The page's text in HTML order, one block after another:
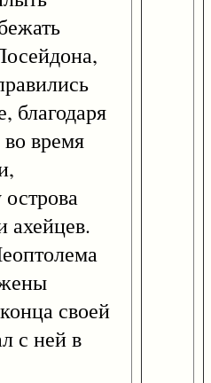
благодаря
время
ахейцев.
своей
с ней в